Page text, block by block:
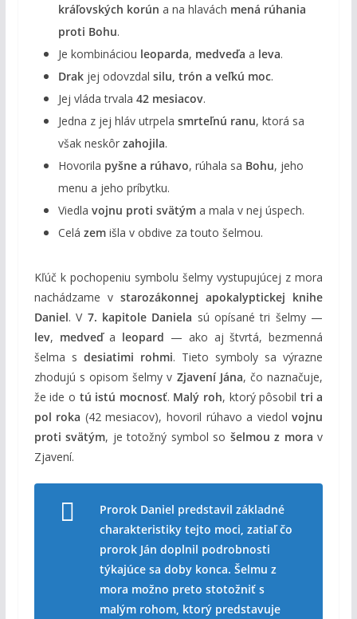
kráľovských korún a na hlavách mená rúhania
proti Bohu.
Je kombináciou leoparda, medveďa a leva.
Drakjej odovzdal silu, trón a veľkú moc.
Jej vláda trvala 42 mesiacov.
Jedna z jej hláv utrpela smrteľnú ranu, ktorá sa
však neskôr zahojila.
Hovorila pyšne a rúhavo, rúhala sa Bohu, jeho
menu a jeho príbytku.
Viedla vojnu proti svätýma mala v nej úspech.
Celá zemišla v obdive za touto šelmou.
Kľúč k pochopeniu symbolu šelmy vystupujúcej z mora
nachádzame v starozákonnej apokalyptickej knihe
Daniel. V 7. kapitole Daniela sú opísané tri šelmy —
lev, medveďa leopard — ako aj štvrtá, bezmenná
šelma s desiatimi rohmi. Tieto symboly sa výrazne
zhodujú s opisom šelmy v Zjavení Jána, čo naznačuje,
že ide o tú istú mocnosť. Malý roh, ktorý pôsobil tri a
pol roka (42 mesiacov), hovoril rúhavo a viedolvojnu
proti svätým, je totožný symbol so šelmou z mora v
Zjavení.
Prorok Daniel predstavil základné
charakteristiky tejto moci, zatiaľ čo
prorok Ján doplnil podrobnosti
týkajúce sa doby konca. Šelmu z
mora možno preto stotožniť s
malým rohom, ktorý predstavuje